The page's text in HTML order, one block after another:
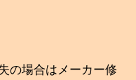
の場合はメーカー修